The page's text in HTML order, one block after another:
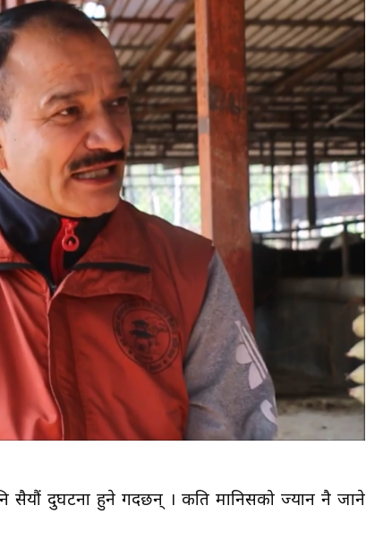
सैयौं दुर्घटना हुने गर्दछन् । कति मानिसको ज्यान नै जाने